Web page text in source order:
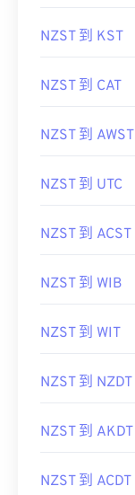
NZST 到 KST
NZST 到 CAT
NZST 到 AWST
NZST 到 UTC
NZST 到 ACST
NZST 到 WIB
NZST 到 WIT
NZST 到 NZDT
NZST 到 AKDT
NZST 到 ACDT